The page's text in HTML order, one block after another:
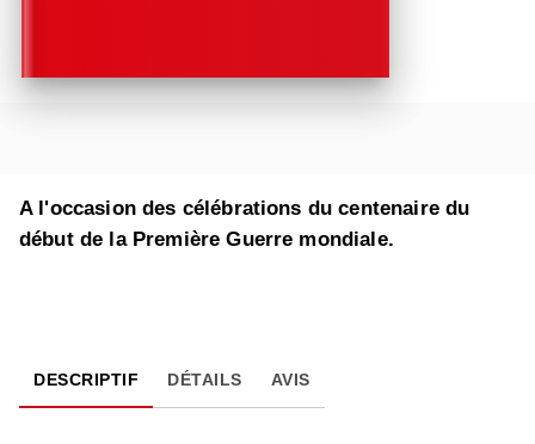
A l'occasion des célébrations du centenaire du
début de la Première Guerre mondiale.
DESCRIPTIF DÉTAILS AVIS